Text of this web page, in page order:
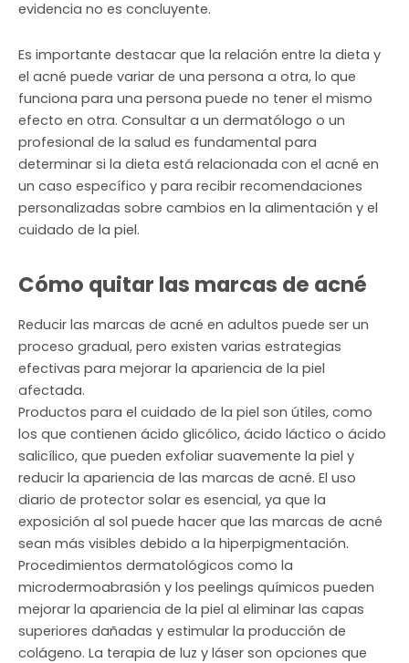
evidencia no es concluyente.
Es importante destacar que la relación entre la dieta y
el acné puede variar de una persona a otra, lo que
funciona para una persona puede no tener el mismo
efecto en otra. Consultar a un dermatólogo o un
profesional de la salud es fundamental para
determinar si la dieta está relacionada con el acné en
un caso específico y para recibir recomendaciones
personalizadas sobre cambios en la alimentación y el
cuidado de la piel.
Cómo quitar las marcas de acné
Reducir las marcas de acné en adultos puede ser un
proceso gradual, pero existen varias estrategias
efectivas para mejorar la apariencia de la piel
afectada.
Productos para el cuidado de la piel son útiles, como
los que contienen ácido glicólico, ácido láctico o ácido
salicílico, que pueden exfoliar suavemente la piel y
reducir la apariencia de las marcas de acné. El uso
diario de protector solar es esencial, ya que la
exposición al sol puede hacer que las marcas de acné
sean más visibles debido a la hiperpigmentación.
Procedimientos dermatológicos como la
microdermoabrasión y los peelings químicos pueden
mejorar la apariencia de la piel al eliminar las capas
superiores dañadas y estimular la producción de
colágeno. La terapia de luz y láser son opciones que